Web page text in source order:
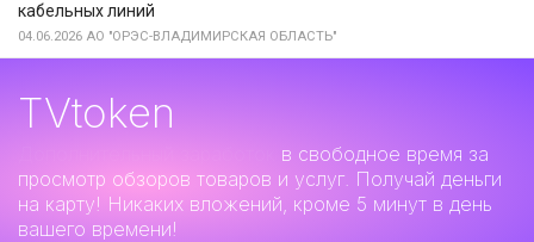
кабельных линий
04.06.2026 АО "ОРЭС-ВЛАДИМИРСКАЯ ОБЛАСТЬ"
TVtoken
в свободное время за
просмотр обзоров товаров и услуг. Получай деньги
на карту! Никаких вложений, кроме 5 минут в день
вашего времени!